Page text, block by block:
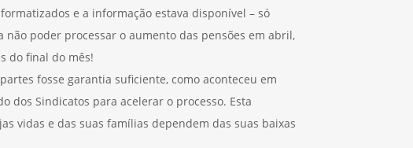
e a informação estava disponível – só
poder processar o aumento das pensões em abril,
do final do mês!
fosse garantia suficiente, como aconteceu em
dos Sindicatos para acelerar o processo. Esta
vidas e das suas famílias dependem das suas baixas